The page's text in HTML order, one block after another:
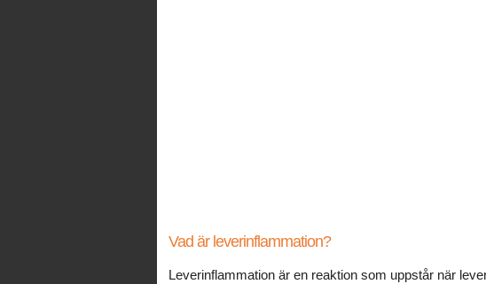
Vad är leverinflammation?
Leverinflammation är en reaktion som uppstår när